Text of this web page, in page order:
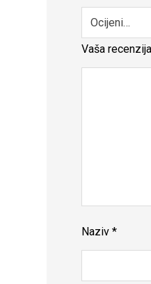
Vaša
Naziv*